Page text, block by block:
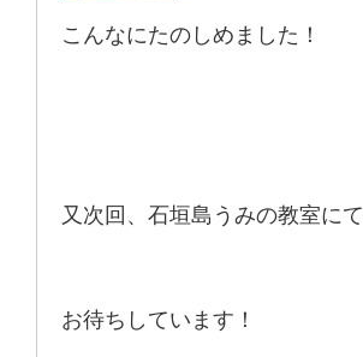
こんなにたのしめました！
又次回、石垣島うみの教室にて
お待ちしています！